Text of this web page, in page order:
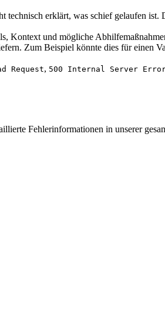
technisch erklärt, was schief gelaufen ist.
Kontext und mögliche
Zum Beispiel könnte dies für einen
Request, 500 Internal Server
Fehlerinformationen in unserer